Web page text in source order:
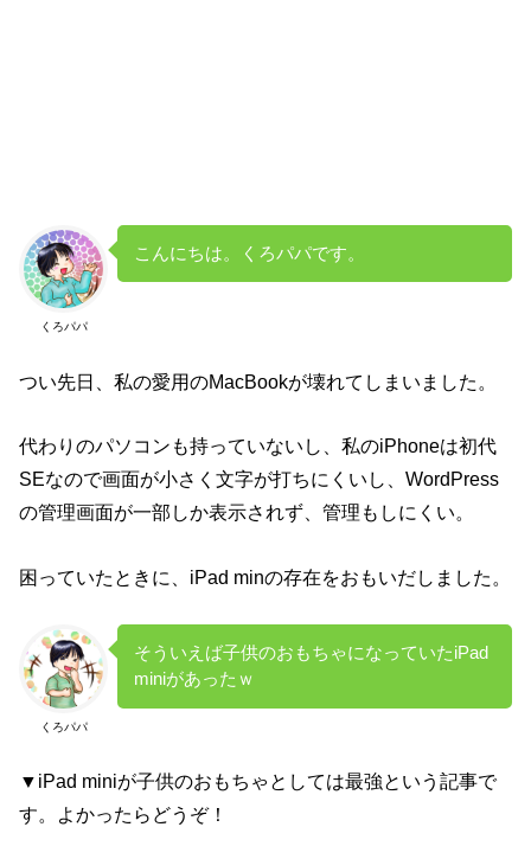
くろパパ
こんにちは。くろパパです。
つい先日、私の愛用のMacBookが壊れてしまいました。
代わりのパソコンも持っていないし、私のiPhoneは初代
SEなので画面が小さく文字が打ちにくいし、WordPress
の管理画面が一部しか表示されず、管理もしにくい。
困っていたときに、iPad minの存在をおもいだしました。
くろパパ
そういえば子供のおもちゃになっていたiPad
miniがあったｗ
▼iPad miniが子供のおもちゃとしては最強という記事で
す。よかったらどうぞ！